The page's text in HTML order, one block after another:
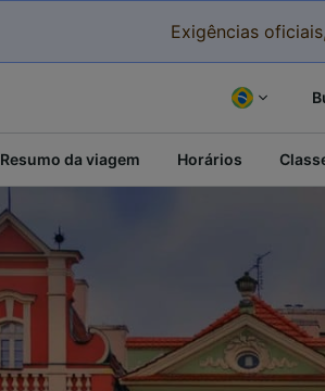
Exigências
Resumo da viagem Horários